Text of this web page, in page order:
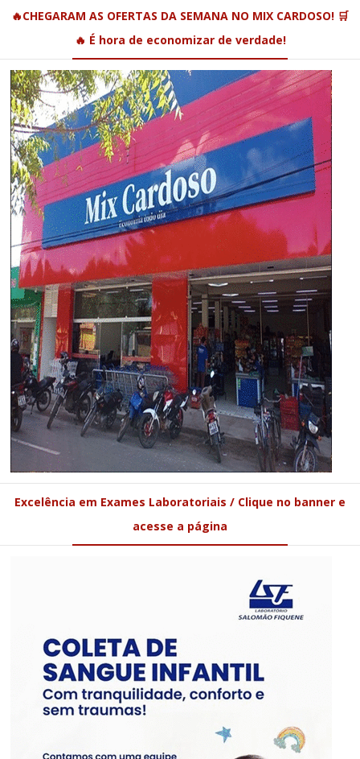
🔥CHEGARAM AS OFERTAS DA SEMANA NO MIX CARDOSO! 🛒
🔥 É hora de economizar de verdade!
Excelência em Exames Laboratoriais / Clique no banner e
acesse a página